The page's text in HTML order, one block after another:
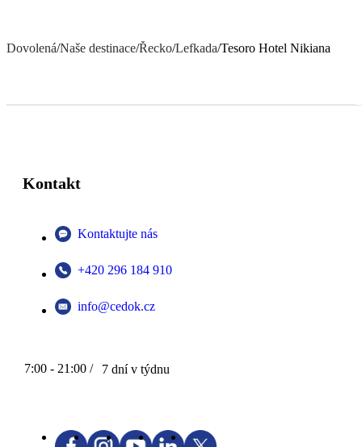
Dovolená/Naše destinace/Řecko/Lefkada/Tesoro Hotel Nikiana
Kontakt
Kontaktujte nás
+420 296 184 910
info@cedok.cz
7:00 - 21:00 / 7 dní v týdnu